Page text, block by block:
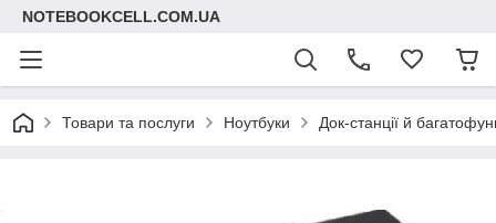
NOTEBOOKCELL.COM.UA
Товари та послуги Ноутбуки Док-станції й